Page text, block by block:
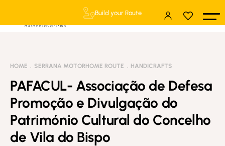
Build your Route
HOME SERRANA MOTORHOME ROUTE HANDICRAFTS
PAFACUL- Associação de Defesa
Promoção e Divulgação do
Património Cultural do Concelho
de Vila do Bispo